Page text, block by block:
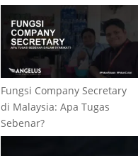
Fungsi Company Secretary
di Malaysia: Apa Tugas
Sebenar?